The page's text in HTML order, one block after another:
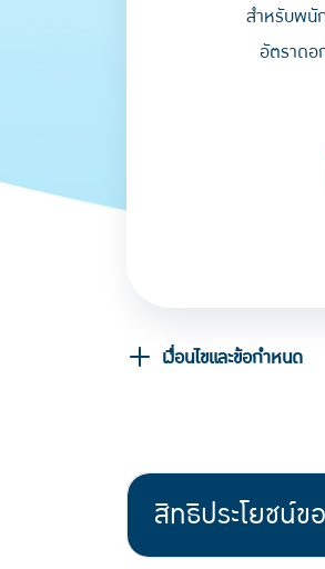
สำหรับพนั
อัตราดอ
เงื่อนไขและข้อกำหนด
สิทธิประโยชน์ข